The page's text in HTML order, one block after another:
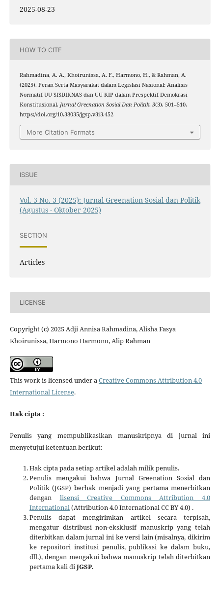
2025-08-23
HOW TO CITE
Rahmadina, A. A., Khoirunissa, A. F., Harmono, H., & Rahman, A.
(2025). Peran Serta Masyarakat dalam Legislasi Nasional: Analisis
Normatif UU SISDIKNAS dan UU KIP dalam Prespektif Demokrasi
Konstitusional. Jurnal Greenation Sosial Dan Politik, 3(3), 501–510.
https://doi.org/10.38035/jgsp.v3i3.452
More Citation Formats
ISSUE
Vol. 3 No. 3 (2025): Jurnal Greenation Sosial dan Politik
(Agustus - Oktober 2025)
SECTION
Articles
LICENSE
Copyright (c) 2025 Adji Annisa Rahmadina, Alisha Fasya
Khoirunissa, Harmono Harmono, Alip Rahman
This work is licensed under aCreative Commons Attribution 4.0
International License.
Hak cipta :
Penulis yang mempublikasikan manuskripnya di jurnal ini
menyetujui ketentuan berikut:
Hak cipta pada setiap artikel adalah milik penulis.
Penulis mengakui bahwa Jurnal Greenation Sosial dan
Politik (JGSP) berhak menjadi yang pertama menerbitkan
dengan lisensi Creative Commons Attribution 4.0
International(Attribution 4.0 International CC BY 4.0) .
Penulis dapat mengirimkan artikel secara terpisah,
mengatur distribusi non-eksklusif manuskrip yang telah
diterbitkan dalam jurnal ini ke versi lain (misalnya, dikirim
ke repositori institusi penulis, publikasi ke dalam buku,
dll.), dengan mengakui bahwa manuskrip telah diterbitkan
pertama kali diJGSP.